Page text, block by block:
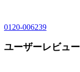
0120-006239
ユーザーレビュー